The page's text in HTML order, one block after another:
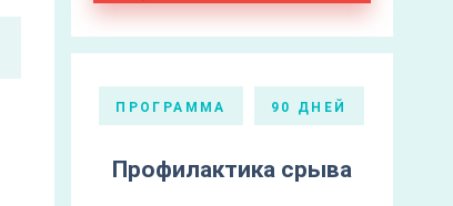
ПРОГРАММА 90 ДНЕЙ
Профилактика срыва